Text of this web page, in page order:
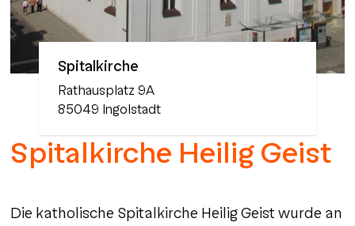
Spitalkirche
Rathausplatz 9A
85049 Ingolstadt
Spitalkirche Heilig Geist
Die katholische Spitalkirche Heilig Geist wurde an